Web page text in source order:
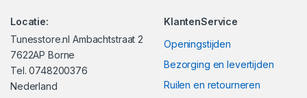
Locatie:
Tunesstore.nl Ambachtstraat 2
7622AP Borne
Tel. 0748200376
Nederland
KlantenService
Openingstijden
Bezorging en levertijden
Ruilen en retourneren